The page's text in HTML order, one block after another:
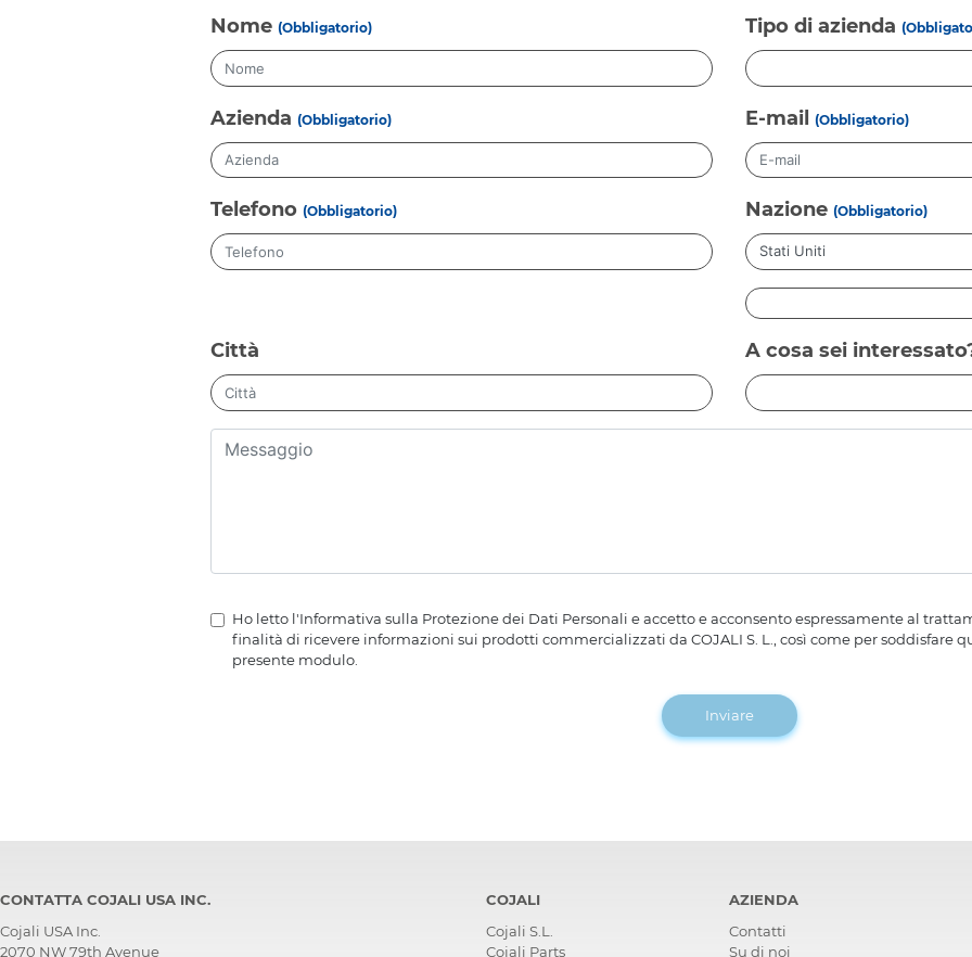
Nome (Obbligatorio) Tipo di azienda
Azienda (Obbligatorio) E-mail (Obbligatorio)
Telefono (Obbligatorio) Nazione (Obbligatorio)
Città A cosa sei
Ho letto l'Informativa sulla Protezione dei Dati Personali e accetto e acconsento espressamente al
finalità di ricevere informazioni sui prodotti commercializzati da COJALI S. L., così come per soddisfare
presente modulo.
Inviare
CONTATTA COJALI USA INC.
Cojali USA Inc.
2070 NW 79th Avenue
COJALI
Cojali S.L.
Cojali Parts
AZIENDA
Contatti
Su di noi